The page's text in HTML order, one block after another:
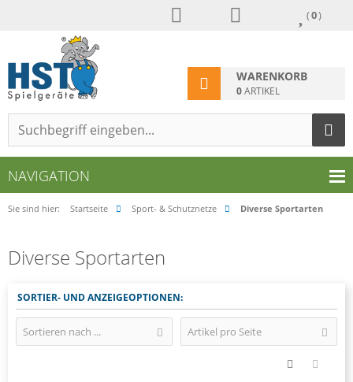
(0)
WARENKORB
0ARTIKEL
NAVIGATION
Sie sind hier: Startseite Sport- & Schutznetze Diverse Sportarten
Diverse Sportarten
SORTIER- UND ANZEIGEOPTIONEN:
Sortieren nach ... Artikel pro Seite